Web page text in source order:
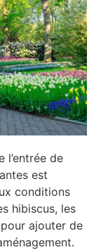
l’entrée de
est
conditions
hibiscus, les
ajouter de